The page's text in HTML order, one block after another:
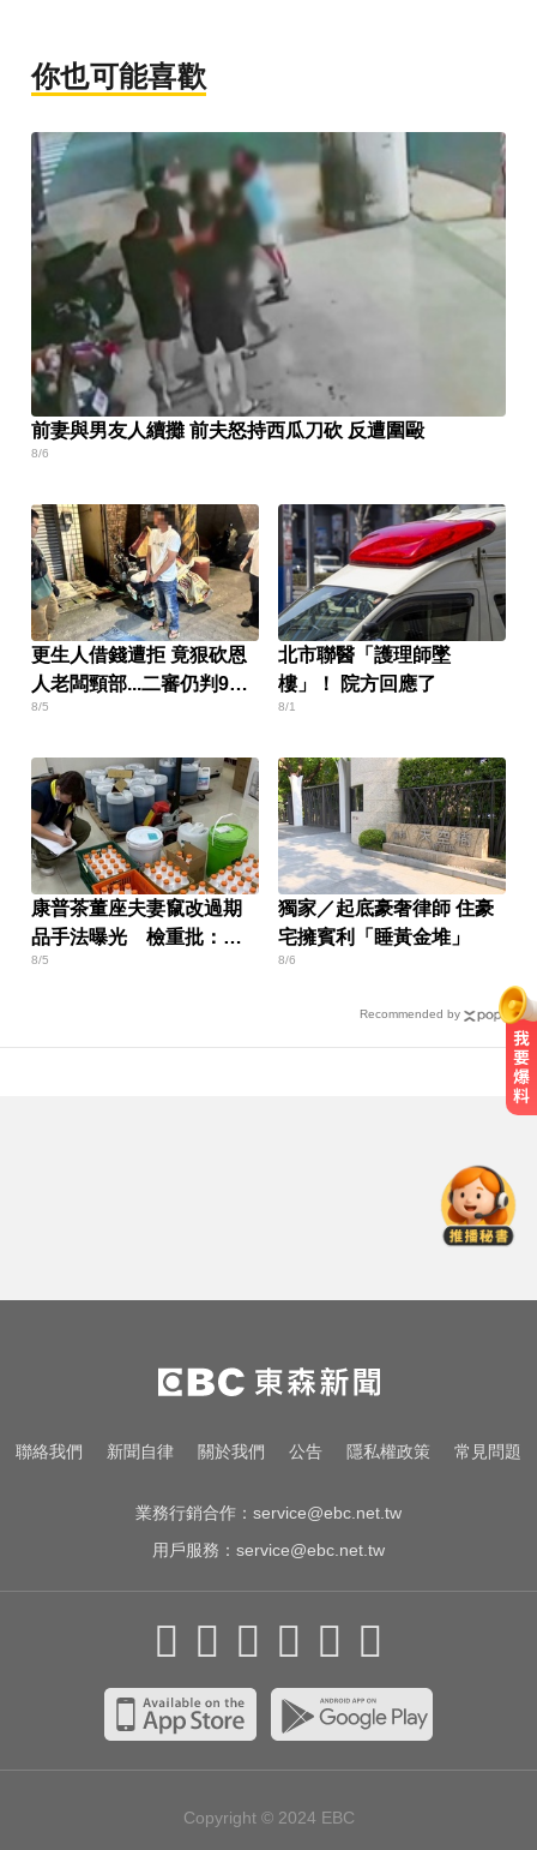
你也可能喜歡
前妻與男友人續攤 前夫怒持西瓜刀砍 反遭圍毆
8/6
更生人借錢遭拒 竟狠砍恩
人老闆頸部...二審仍判9年
半
8/5
北市聯醫「護理師墜
樓」！ 院方回應了
8/1
康普茶董座夫妻竄改過期
品手法曝光 檢重批：食
裡的良沒了
8/5
獨家／起底豪奢律師 住豪
宅擁賓利「睡黃金堆」
8/6
Recommended by
突離世 團隊發聲證實
每天2000CC是錯的？醫師曝「喝水
黃金公式」猛灌恐水中毒
颱風假怎麼放？停班課標準、宣布
聯絡我們 新聞自律 關於我們 公告 隱私權政策 常見問題
業務行銷合作： service@ebc.net.tw
用戶服務： service@ebc.net.tw
Copyright © 2024 EBC